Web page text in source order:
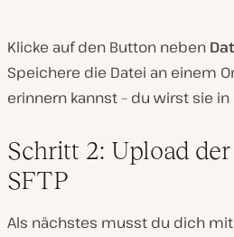
Klicke auf den Button neben
Speichere die Datei an einem
erinnern kannst – du wirst sie
Schritt 2: Upload
SFTP
Als nächstes musst du dich